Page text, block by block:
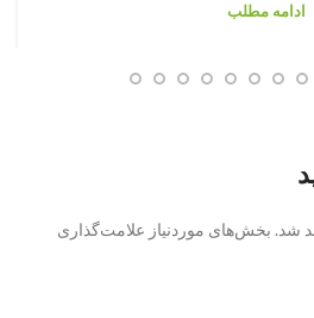
ادامه مطلب
شد. بخش‌های موردنیاز علامت‌گذاری